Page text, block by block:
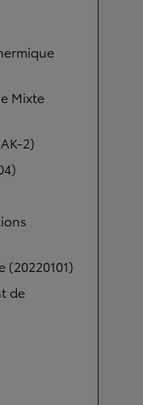
Mixte
2)
de